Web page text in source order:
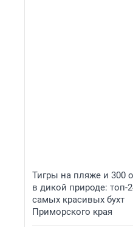
Тигры на пляже и 300
в дикой природе: топ-
самых красивых бухт
Приморского края